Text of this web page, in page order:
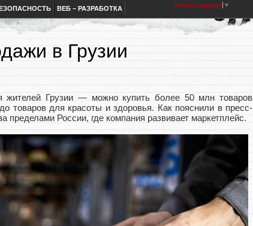
ВЕБ – РАЗРАБОТКА Select Language ▼
в Грузии
жителей Грузии — можно купить более 50 млн товаров
товаров для красоты и здоровья. Как пояснили в пресс-
пределами России, где компания развивает маркетплейс.